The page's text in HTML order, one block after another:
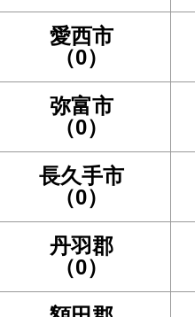
愛西市
（0）
弥富市
（0）
長久手市
（0）
丹羽郡
（0）